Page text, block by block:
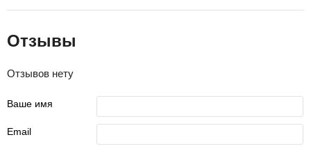
Отзывы
Отзывов нету
Ваше имя
Email